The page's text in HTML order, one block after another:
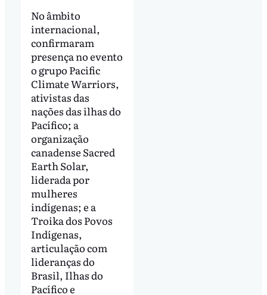
No âmbito
internacional,
confirmaram
presença no evento
o grupo Pacific
Climate Warriors,
ativistas das
nações das ilhas do
Pacífico; a
organização
canadense Sacred
Earth Solar,
liderada por
mulheres
indígenas; e a
Troika dos Povos
Indígenas,
articulação com
lideranças do
Brasil, Ilhas do
Pacífico e